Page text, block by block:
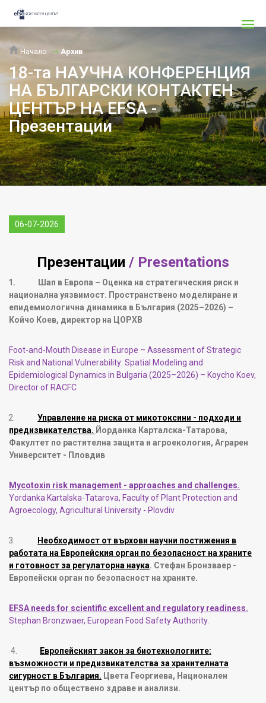
Начало Архив
18-та НАУЧНА КОНФЕРЕНЦИЯ
НА БЪЛГАРСКИ КОНТАКТЕН
ЦЕНТЪР НА EFSA -
Презентации
06-07-2026
Презентации / Presentations
1.
Шап в Европа – Оценка на стратегическия риск и
национална уязвимост. Пространствено моделиране и
епидемиологична динамика в България (2025–2026) –
Койчо Коев, директор на ЦОРХВ
Foot-and-Mouth Disease in Europe – Assessment of Strategic
Risk and National Vulnerability: Spatial Modeling and
Epidemiological Dynamics in Bulgaria (2025–2026) – Koycho Koev,
Director of RACFC
2.
Управление на риска от микотоксини - подходи и
предизвикателства. Йорданка Карталска-Татарова,
Факултет по растителна защита и агроекология, Аграрен
Университет - Пловдив
Mycotoxin risk management - approaches and challenges.
Yordanka Kartalska-Tatarova, Faculty of Plant Protection and
Agroecology, Agricultural University - Plovdiv
3.
Необходимост от върхови научни постижения в
работата на Европейския орган по безопасност на храните
и готовност за регулаторна наука. Стефан Бронзваер -
Европейски орган по безопасност на храните.
EFSA needs for scientific excellent and regulatory readiness.
Stephan Bronzwaer, European Food Safety Authority.
4.
Европейският закон за биотехнологиите:
възможности и предизвикателства за хранителната
сигурност в България. Цвета Георгиева, Национален
център по обществено здраве и анализи.